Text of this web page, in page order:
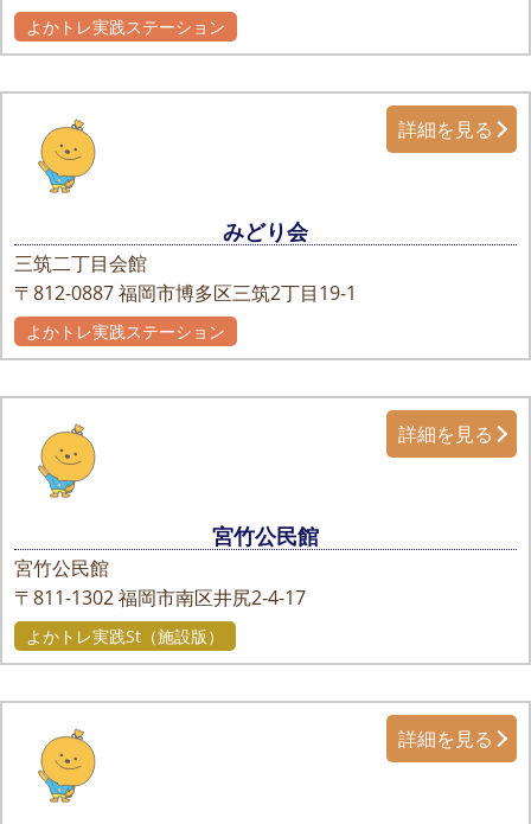
よかトレ実践ステーション
みどり会
三筑二丁目会館
〒812-0887福岡市博多区三筑2丁目19-1
詳細を見る
よかトレ実践ステーション
宮竹公民館
宮竹公民館
〒811-1302福岡市南区井尻2-4-17
詳細を見る
よかトレ実践St（施設版）
詳細を見る